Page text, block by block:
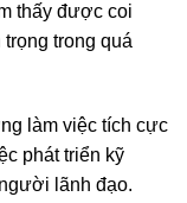
thấy được coi
trong quá
làm việc tích cực
phát triển kỹ
lãnh đạo.